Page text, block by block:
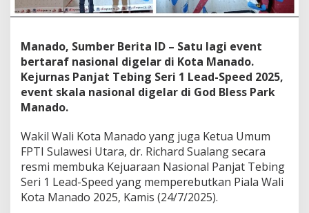
S
e
i
1
L
e
a
S
e
e
d
2
Manado, Sumber Berita ID – Satu lagi event
bertaraf nasional digelar di Kota Manado.
Kejurnas Panjat Tebing Seri 1 Lead-Speed 2025,
event skala nasional digelar di God Bless Park
Manado.
Wakil Wali Kota Manado yang juga Ketua Umum
FPTI Sulawesi Utara, dr. Richard Sualang secara
resmi membuka Kejuaraan Nasional Panjat Tebing
Seri 1 Lead-Speed yang memperebutkan Piala Wali
Kota Manado 2025, Kamis (24/7/2025).